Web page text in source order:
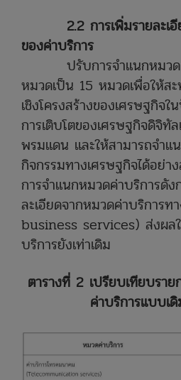
2.2 การเพิ่มรายละเอีย
ของค่าบริการ
ปรับการจำแนกหมวดค่
หมวดเป็น 15 หมวดเพื่อให้ส
เชิงโครงสร้างของเศรษฐกิจ
การเติบโตของเศรษฐกิจดิจิทั
พรมแดน และให้สามารถจำแน
กิจกรรมทางเศรษฐกิจได้อย่
การจำแนกหมวดค่าบริการดัง
ละเอียดจากหมวดค่าบริการ
business services) ส่งผล
บริการยังเท่าเดิม
ตารางที่ 2 เปรียบเทียบราย
ค่าบริการแบบเ